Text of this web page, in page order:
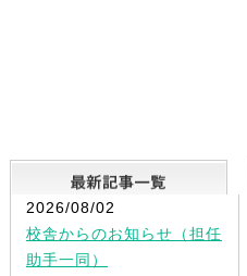
2026/08/02
校舎からのお知らせ（担任
助手一同）